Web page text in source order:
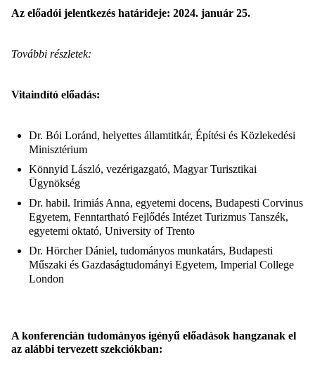
Az előadói jelentkezés határideje: 2024. január 25.
További részletek:
Vitaindító előadás:
Dr. Bói Loránd, helyettes államtitkár, Építési és Közlekedési
Minisztérium
Könnyid László, vezérigazgató, Magyar Turisztikai
Ügynökség
Dr. habil. Irimiás Anna, egyetemi docens, Budapesti Corvinus
Egyetem, Fenntartható Fejlődés Intézet Turizmus Tanszék,
egyetemi oktató, University of Trento
Dr. Hörcher Dániel, tudományos munkatárs, Budapesti
Műszaki és Gazdaságtudományi Egyetem, Imperial College
London
A konferencián tudományos igényű előadások hangzanak el
az alábbi tervezett szekciókban: